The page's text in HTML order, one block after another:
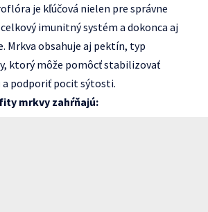
je kľúčová nielen pre správne
imunitný systém a dokonca aj
Mrkva obsahuje aj pektín, typ
ktorý môže pomôcť stabilizovať
a podporiť pocit sýtosti.
mrkvy zahŕňajú: